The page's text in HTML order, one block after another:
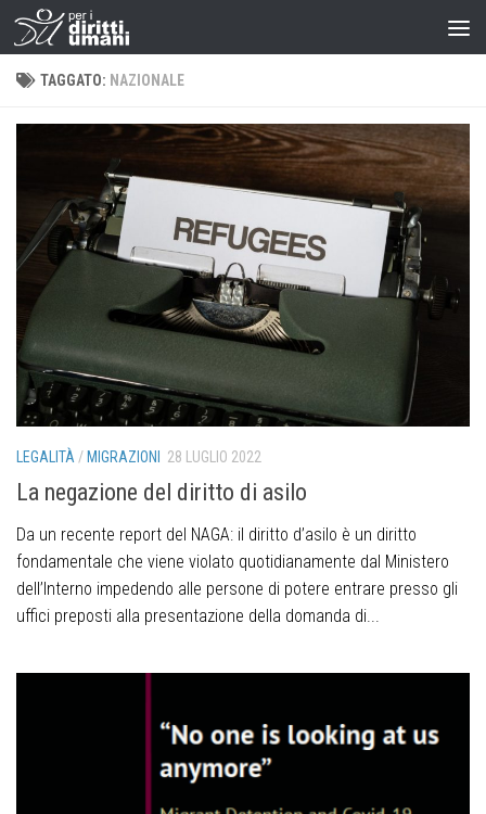
TAGGATO: NAZIONALE
LEGALITÀ / MIGRAZIONI 28 LUGLIO 2022
La negazione del diritto di asilo
Da un recente report del NAGA: il diritto d’asilo è un diritto
fondamentale che viene violato quotidianamente dal Ministero
dell’Interno impedendo alle persone di potere entrare presso gli
uffici preposti alla presentazione della domanda di...